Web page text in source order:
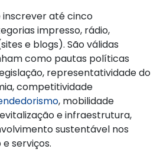
inscrever até cinco
impresso, rádio,
e blogs). São válidas
como pautas políticas
representatividade do
competitividade
, mobilidade
e infraestrutura,
sustentável nos
serviços.